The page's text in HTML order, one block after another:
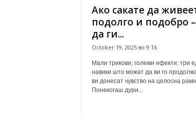
Ако сакате да
подолго и подобро
да ги...
October 19, 2025 во 9:16
Мали трикови, големи ефекти: три
навики што можат да ви го
ви донесат чувство на целосна
Понекогаш дури...